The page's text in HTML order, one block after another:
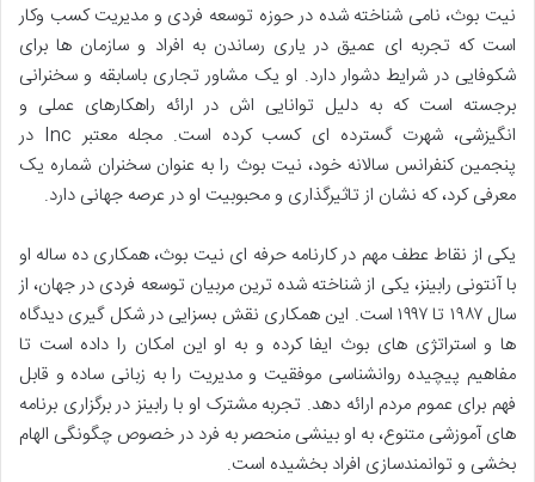
نیت بوث، نامی شناخته شده در حوزه توسعه فردی و مدیریت کسب وکار
است که تجربه ای عمیق در یاری رساندن به افراد و سازمان ها برای
شکوفایی در شرایط دشوار دارد. او یک مشاور تجاری باسابقه و سخنرانی
برجسته است که به دلیل توانایی اش در ارائه راهکارهای عملی و
انگیزشی، شهرت گسترده ای کسب کرده است. مجله معتبر Inc در
پنجمین کنفرانس سالانه خود، نیت بوث را به عنوان سخنران شماره یک
معرفی کرد، که نشان از تاثیرگذاری و محبوبیت او در عرصه جهانی دارد.
یکی از نقاط عطف مهم در کارنامه حرفه ای نیت بوث، همکاری ده ساله او
با آنتونی رابینز، یکی از شناخته شده ترین مربیان توسعه فردی در جهان، از
سال ۱۹۸۷ تا ۱۹۹۷ است. این همکاری نقش بسزایی در شکل گیری دیدگاه
ها و استراتژی های بوث ایفا کرده و به او این امکان را داده است تا
مفاهیم پیچیده روانشناسی موفقیت و مدیریت را به زبانی ساده و قابل
فهم برای عموم مردم ارائه دهد. تجربه مشترک او با رابینز در برگزاری برنامه
های آموزشی متنوع، به او بینشی منحصر به فرد در خصوص چگونگی الهام
بخشی و توانمندسازی افراد بخشیده است.